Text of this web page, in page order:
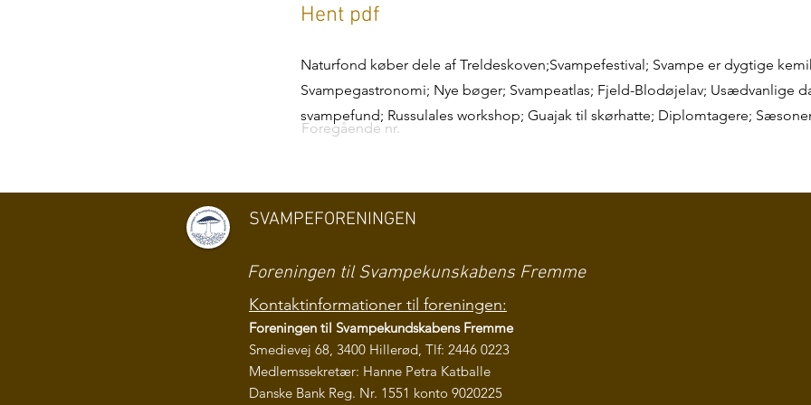
Hent pdf
Naturfond køber dele af Treldeskoven;Svampefestival; Svampe er dygtige
Svampegastronomi; Nye bøger; Svampeatlas; Fjeld-Blodøjelav; Usædvanlige
svampefund; Russulales workshop; Guajak til skørhatte; Diplomtagere;
Foregående nr.
SVAMPEFORENINGEN
Foreningen til Svampekunskabens Fremme
Kontaktinformationer til foreningen:
Foreningen til Svampekundskabens Fremme
Smedievej 68, 3400 Hillerød, Tlf: 2446 0223
Medlemssekretær: Hanne Petra Katballe
Danske Bank Reg. Nr. 1551 konto 9020225